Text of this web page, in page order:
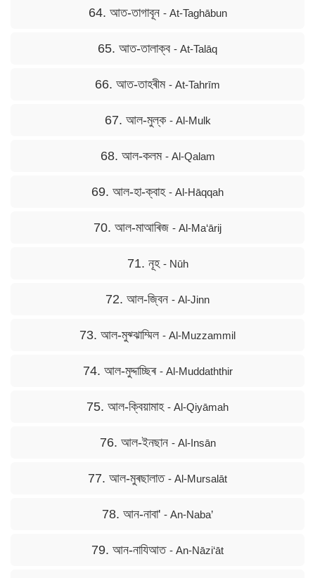
64. আত-তাগাবূন - At-Taghābun
65. আত-তালাক্ব - At-Talāq
66. আত-তাহৰীম - At-Tahrīm
67. আল-মুল্ক - Al-Mulk
68. আল-কলম - Al-Qalam
69. আল-হা-ক্বাহ - Al-Hāqqah
70. আল-মাআৰিজ - Al-Ma‘ārij
71. নূহ - Nūh
72. আল-জ্বিন - Al-Jinn
73. আল-মুঝ্ঝাম্মিল - Al-Muzzammil
74. আল-মুদ্দাচ্ছিৰ - Al-Muddaththir
75. আল-ক্বিয়ামাহ - Al-Qiyāmah
76. আল-ইনছান - Al-Insān
77. আল-মুৰছালাত - Al-Mursalāt
78. আন-নাবা' - An-Naba’
79. আন-নাযিআত - An-Nāzi‘āt